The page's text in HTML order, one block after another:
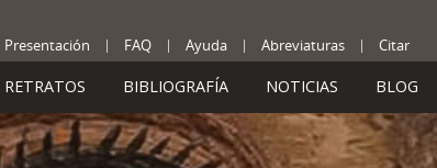
Presentación FAQ Ayuda Abreviaturas Citar
RETRATOS BIBLIOGRAFÍA NOTICIAS BLOG